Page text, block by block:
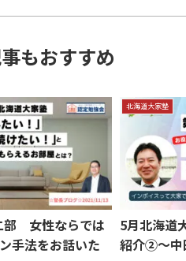
もおすすめ
部 女性ならでは
手法をお話いた
北海道大家塾
5月北海道
紹介②～中